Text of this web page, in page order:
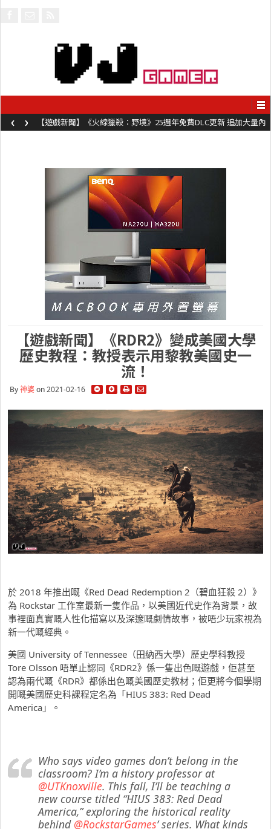
【遊戲新聞】《火線獵殺：野境》25週年免費DLC更新 追加大量內
容同時系舊作限時超平價折扣
‹ ›
【遊戲新聞】《RDR2》變成美國大學
歷史教程：教授表示用黎教美國史一
流！
By神婆on 2021-02-16
於 2018 年推出嘅《Red Dead Redemption 2（碧血狂殺 2）》
為 Rockstar 工作室最新一隻作品，以美國近代史作為背景，故
事裡面真實嘅人性化描寫以及深邃嘅劇情故事，被唔少玩家視為
新一代嘅經典。
美國 University of Tennessee（田納西大學）歷史學科教授
Tore Olsson 唔單止認同《RDR2》係一隻出色嘅遊戲，佢甚至
認為兩代嘅《RDR》都係出色嘅美國歷史教材；佢更將今個學期
開嘅美國歷史科課程定名為「HIUS 383: Red Dead
America」。
Who says video games don’t belong in the
classroom? I’m a history professor at
@UTKnoxville. This fall, I’ll be teaching a
new course titled “HIUS 383: Red Dead
America,” exploring the historical reality
behind @RockstarGames’ series. What kinds